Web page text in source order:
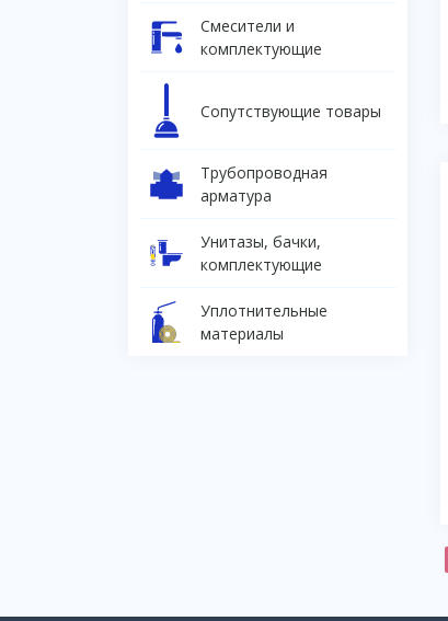
Смесители и
комплектующие
Сопутствующие товары
Трубопроводная
арматура
Унитазы, бачки,
комплектующие
Уплотнительные
материалы